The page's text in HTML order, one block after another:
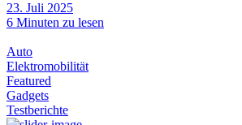
23. Juli 2025
6 Minuten zu lesen
Auto
Elektromobilität
Featured
Gadgets
Testberichte